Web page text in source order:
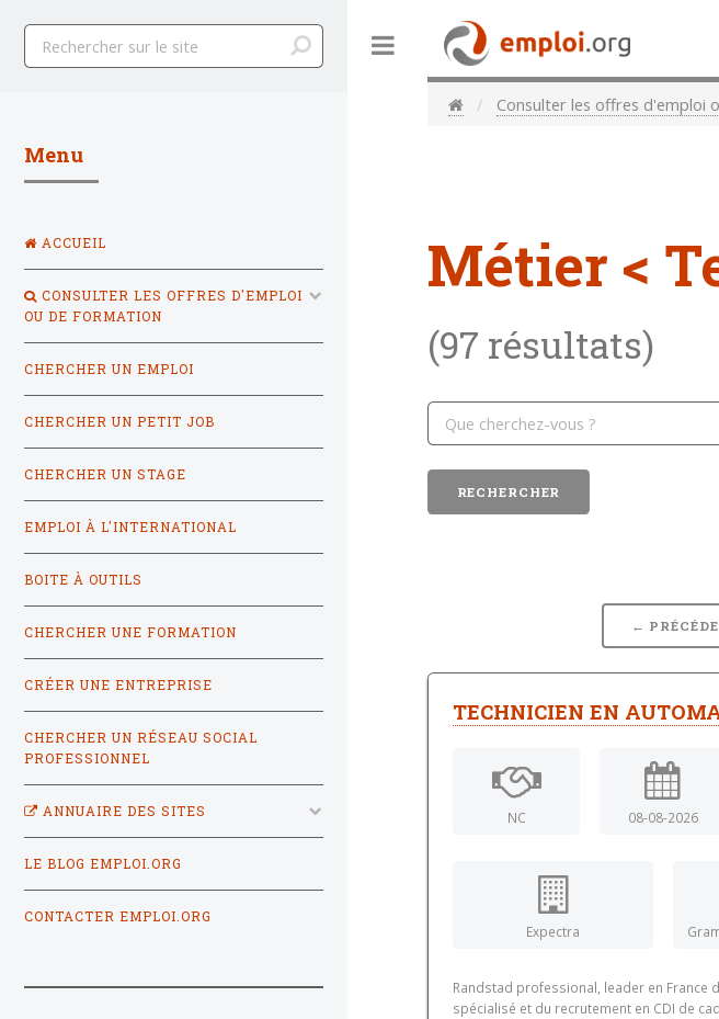
Consulter les offres d'emploi
Métier <
(97 résultats)
←
TECHNICIEN EN
NC 08-08-2026
Expectra
Randstad professional, leader en France
spécialisé et du recrutement en CDI de
Menu
ACCUEIL
CONSULTER LES OFFRES D'EMPLOI
OU DE FORMATION
CHERCHER UN EMPLOI
CHERCHER UN PETIT JOB
CHERCHER UN STAGE
EMPLOI À L'INTERNATIONAL
BOITE À OUTILS
CHERCHER UNE FORMATION
CRÉER UNE ENTREPRISE
CHERCHER UN RÉSEAU SOCIAL
PROFESSIONNEL
ANNUAIRE DES SITES
LE BLOG EMPLOI.ORG
CONTACTER EMPLOI.ORG
Toggle